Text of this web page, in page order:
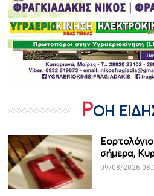
ΡΟΗ
σήμερα,
09/08/2026